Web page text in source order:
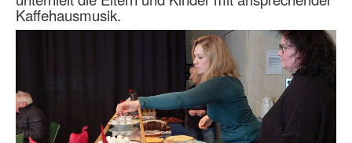
Kaffehausmusik.